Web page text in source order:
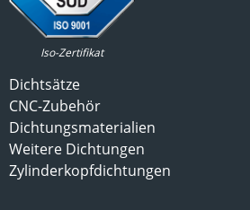
Iso-Zertifikat
Dichtsätze
CNC-Zubehör
Dichtungsmaterialien
Weitere Dichtungen
Zylinderkopfdichtungen